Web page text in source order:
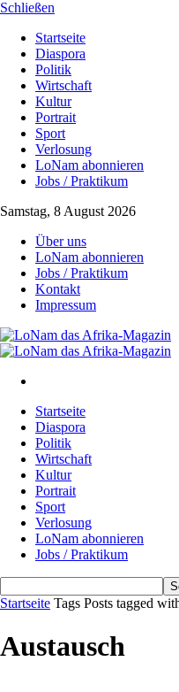
Schließen
Startseite
Diaspora
Politik
Wirtschaft
Kultur
Portrait
Sport
Verlosung
LoNam abonnieren
Jobs / Praktikum
Samstag, 8 August 2026
Über uns
LoNam abonnieren
Jobs / Praktikum
Kontakt
Impressum
Startseite
Diaspora
Politik
Wirtschaft
Kultur
Portrait
Sport
Verlosung
LoNam abonnieren
Jobs / Praktikum
Startseite Tags Posts tagged
Austausch